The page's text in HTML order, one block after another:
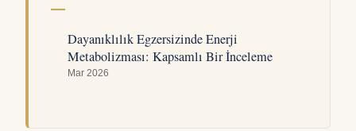
Dayanıklılık Egzersizinde Enerji
Metabolizması: Kapsamlı Bir İnceleme
Mar 2026